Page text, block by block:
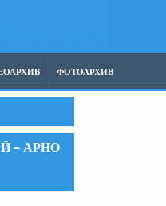
ФОТОАРХИВ
– АРНО